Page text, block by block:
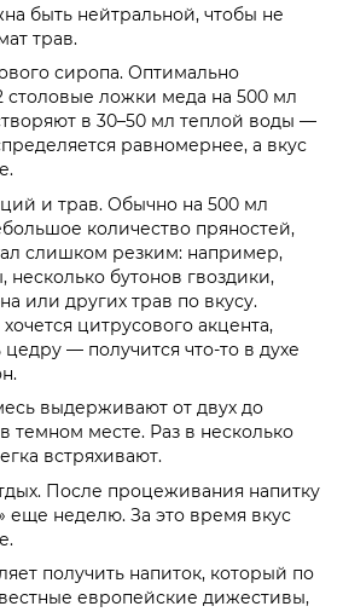
быть нейтральной, чтобы не
трав.
сиропа. Оптимально
столовые ложки меда на 500 мл
в 30–50 мл теплой воды —
равномернее, а вкус
и трав. Обычно на 500 мл
количество пряностей,
слишком резким: например,
бутонов гвоздики,
или других трав по вкусу.
цитрусового акцента,
— получится что-то в духе
выдерживают от двух до
темном месте. Раз в несколько
встряхивают.
После процеживания напитку
еще неделю. За это время вкус
получить напиток, который по
европейские дижестивы,